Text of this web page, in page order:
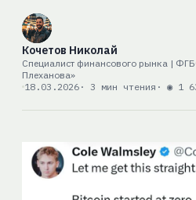
Кочетов Николай
Специалист финансового рынка |
Плеханова»
18.03.2026· 3 мин чтения · ◉ 1